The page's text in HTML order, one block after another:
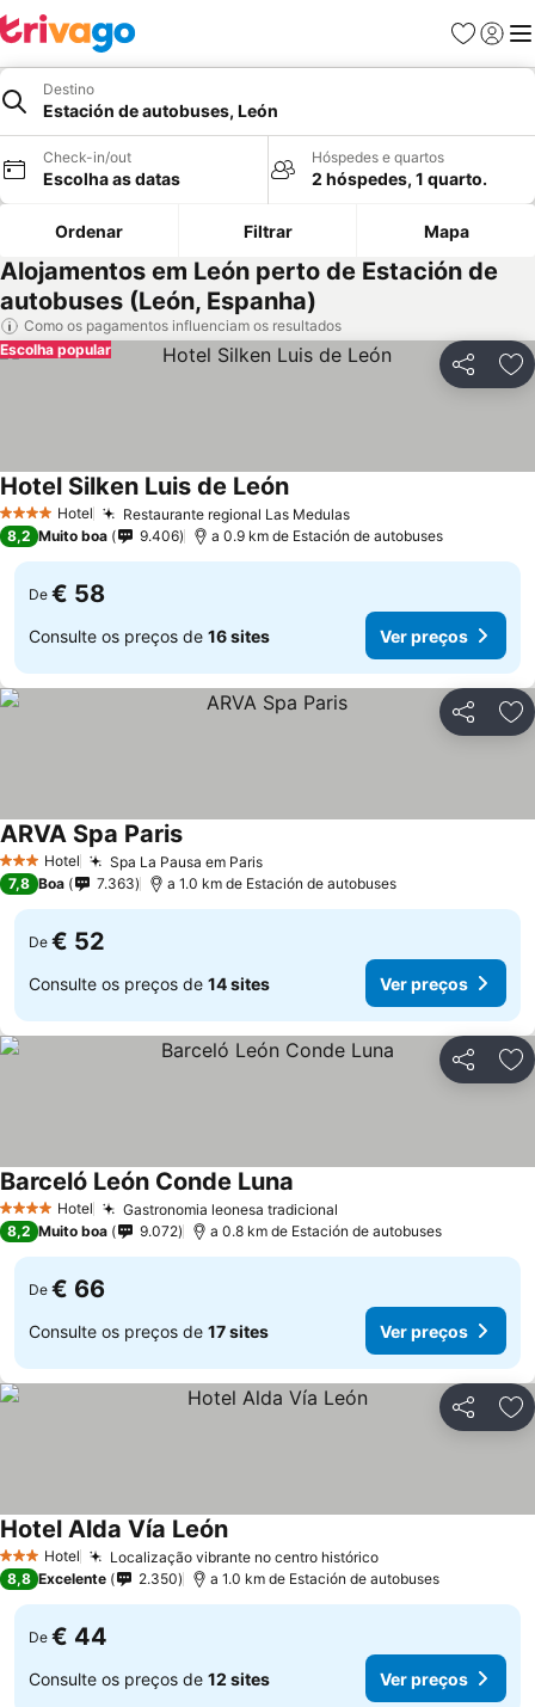
Favoritos
Iniciar
Destino
Estación de autobuses, León
Check-in/out
Escolha as datas
Hóspedes e quartos
2 hóspedes, 1 quarto.
Ordenar Filtrar Mapa
Alojamentos em León perto de Estación de
autobuses (León, Espanha)
Como os pagamentos influenciam os resultados
Partilhar
Escolha popular
4 EstrelasHotel Restaurante regional Las MedulasVer preços
Hotel Silken Luis de LeónVer preços
8,2 Muito boa 9.406 a 0.9 km de Estación de autobuses
De € 58
Consulte os preços de 16 sites Ver preços
Partilhar
3 EstrelasHotel Spa La Pausa em ParisVer preços
ARVA Spa ParisVer preços
7,8 Boa 7.363 a 1.0 km de Estación de autobuses
De € 52
Consulte os preços de 14 sites Ver preços
Partilhar
4 EstrelasHotel Gastronomia leonesa tradicional
Barceló León Conde Luna
8,2 Muito boa 9.072 a 0.8 km de Estación de autobuses
De € 66
Consulte os preços de 17 sites Ver preços
Partilhar
3 EstrelasHotel Localização vibrante no centro históricoVer preços
Hotel Alda Vía LeónVer preços
8,8 Excelente 2.350 a 1.0 km de Estación de autobuses
De € 44
Consulte os preços de 12 sites Ver preços